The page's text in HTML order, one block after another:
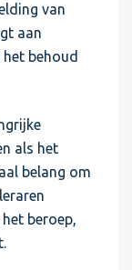
van
aan
behoud
als het
belang om
beroep,